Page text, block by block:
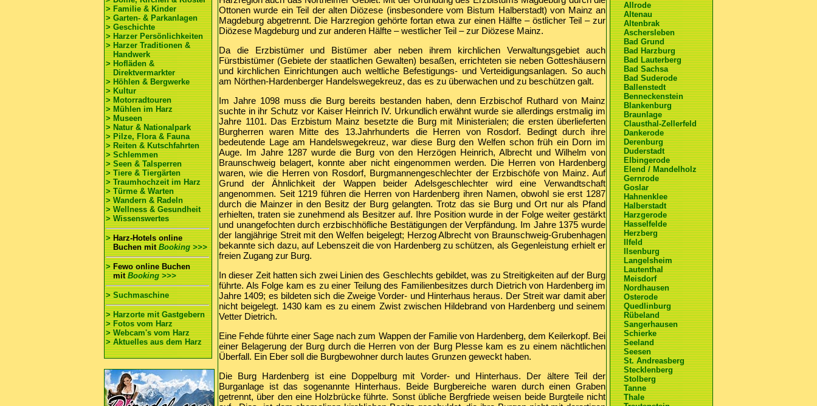
> Familie & Kinder
> Garten- & Parkanlagen
> Geschichte
> Harzer Persönlichkeiten
> Harzer Traditionen &
Handwerk
> Hofläden &
Direktvermarkter
> Höhlen & Bergwerke
> Kultur
> Motorradtouren
> Mühlen im Harz
> Museen
> Natur & Nationalpark
> Pilze, Flora & Fauna
> Reiten & Kutschfahrten
> Schlemmen
> Seen & Talsperren
> Tiere & Tiergärten
> Traumhochzeit im Harz
> Türme & Warten
> Wandern & Radeln
> Wellness & Gesundheit
> Wissenswertes
>Harz-Hotels online
Buchen mit Booking >>>
>Fewo online Buchen
mit Booking >>>
> Suchmaschine
> Harzorte mit Gastgebern
> Fotos vom Harz
> Webcam's vom Harz
> Aktuelles aus dem Harz
Ottonen wurde ein Teil der alten Diözese (insbesondere vom Bistum Halberstadt) von Mainz an
Magdeburg abgetrennt. Die Harzregion gehörte fortan etwa zur einen Hälfte – östlicher Teil – zur
Diözese Magdeburg und zur anderen Hälfte – westlicher Teil – zur Diözese Mainz.
Da die Erzbistümer und Bistümer aber neben ihrem kirchlichen Verwaltungsgebiet auch
Fürstbistümer (Gebiete der staatlichen Gewalten) besaßen, errichteten sie neben Gotteshäusern
und kirchlichen Einrichtungen auch weltliche Befestigungs- und Verteidigungsanlagen. So auch
am Nörthen-Hardenberger Handelswegekreuz, das es zu überwachen und zu beschützen galt.
Im Jahre 1098 muss die Burg bereits bestanden haben, denn Erzbischof Ruthard von Mainz
suchte in ihr Schutz vor Kaiser Heinrich IV. Urkundlich erwähnt wurde sie allerdings erstmalig im
Jahre 1101. Das Erzbistum Mainz besetzte die Burg mit Ministerialen; die ersten überlieferten
Burgherren waren Mitte des 13.Jahrhunderts die Herren von Rosdorf. Bedingt durch ihre
bedeutende Lage am Handelswegekreuz, war diese Burg den Welfen schon früh ein Dorn im
Auge. Im Jahre 1287 wurde die Burg von den Herzögen Heinrich, Albrecht und Wilhelm von
Braunschweig belagert, konnte aber nicht eingenommen werden. Die Herren von Hardenberg
waren, wie die Herren von Rosdorf, Burgmannengeschlechter der Erzbischöfe von Mainz. Auf
Grund der Ähnlichkeit der Wappen beider Adelsgeschlechter wird eine Verwandtschaft
angenommen. Seit 1219 führen die Herren von Hardenberg ihren Namen, obwohl sie erst 1287
durch die Mainzer in den Besitz der Burg gelangten. Trotz das sie Burg und Ort nur als Pfand
erhielten, traten sie zunehmend als Besitzer auf. Ihre Position wurde in der Folge weiter gestärkt
und unangefochten durch erzbischhöfliche Bestätigungen der Verpfändung. Im Jahre 1375 wurde
der langjährige Streit mit den Welfen beigelegt; Herzog Albrecht von Braunschweig-Grubenhagen
bekannte sich dazu, auf Lebenszeit die von Hardenberg zu schützen, als Gegenleistung erhielt er
freien Zugang zur Burg.
In dieser Zeit hatten sich zwei Linien des Geschlechts gebildet, was zu Streitigkeiten auf der Burg
führte. Als Folge kam es zu einer Teilung des Familienbesitzes durch Dietrich von Hardenberg im
Jahre 1409; es bildeten sich die Zweige Vorder- und Hinterhaus heraus. Der Streit war damit aber
nicht beigelegt. 1430 kam es zu einem Zwist zwischen Hildebrand von Hardenberg und seinem
Vetter Dietrich.
Eine Fehde führte einer Sage nach zum Wappen der Familie von Hardenberg, dem Keilerkopf. Bei
einer Belagerung der Burg durch die Herren von der Burg Plesse kam es zu einem nächtlichen
Überfall. Ein Eber soll die Burgbewohner durch lautes Grunzen geweckt haben.
Die Burg Hardenberg ist eine Doppelburg mit Vorder- und Hinterhaus. Der ältere Teil der
Burganlage ist das sogenannte Hinterhaus. Beide Burgbereiche waren durch einen Graben
getrennt, über den eine Holzbrücke führte. Sonst übliche Bergfriede weisen beide Burgteile nicht
Allrode
Altenau
Altenbrak
Aschersleben
Bad Grund
Bad Harzburg
Bad Lauterberg
Bad Sachsa
Bad Suderode
Ballenstedt
Benneckenstein
Blankenburg
Braunlage
Clausthal-Zellerfeld
Dankerode
Derenburg
Duderstadt
Elbingerode
Elend / Mandelholz
Gernrode
Goslar
Hahnenklee
Halberstadt
Harzgerode
Hasselfelde
Herzberg
Ilfeld
Ilsenburg
Langelsheim
Lautenthal
Meisdorf
Nordhausen
Osterode
Quedlinburg
Rübeland
Sangerhausen
Schierke
Seeland
Seesen
St. Andreasberg
Stecklenberg
Stolberg
Tanne
Thale